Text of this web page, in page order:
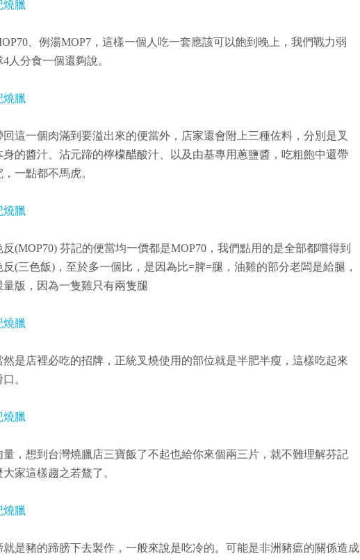
、例湯MOP7，這樣一個人吃一套應該可以飽到晚上，我們戰力弱
人分食一個還夠說。
回這一個肉滿到要溢出來的便當外，店家還會附上三種佐料，分別是叉
身的醬汁、沾元蹄的檸檬醋酸汁、以及由基專用蔥鹽醬，吃粗飽中還帶
一點都不馬虎。
反(MOP70) 芬記的便當均一價都是MOP70，我們點用的是全部都嚐得到
反(三色飯)，至於多一個比，是因為比=脾=腿，油雞的部分老闆是給腿，
量版，因為一隻雞只有兩隻腿
然是店裡必吃的招牌，正統叉燒使用的部位就是半肥半瘦，這樣吃起來
。
量，想到台灣燒臘店三寶飯了不起也給你來個兩三片，就不難理解芬記
家這樣趨之若鶩了。
就是豬的蹄膀下去製作，一般來說是吃冷的。可能是非洲豬瘟的關係造成